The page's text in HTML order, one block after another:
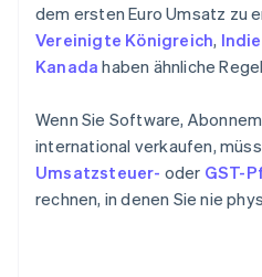
dem ersten Euro Umsatz zu
Vereinigte Königreich,
Kanada haben ähnliche
Wenn Sie Software,
international verkaufen,
Umsatzsteuer- oder GST-
rechnen, in denen Sie nie